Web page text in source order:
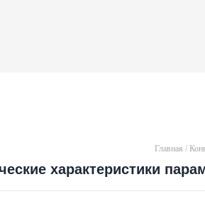
Главная /
характеристики